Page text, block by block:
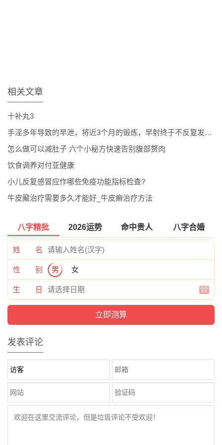
相关文章
十补丸3
手淫多年导致的早泄，将近3个月的锻炼，早射终于不反复发作了。
怎么做可以减肚子 六个小秘方快速告别腹部赘肉
饮食调养对付亚健康
小儿反复感冒应作哪些免疫功能指标检查?
牛皮廨治疗需要多久才能好_牛皮癣治疗方法
八字精批 2026运势 命中贵人 八字合婚
姓 名
性 别 男 女
生 日
发表评论